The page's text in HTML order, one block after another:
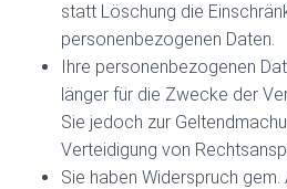
statt Löschung die
personenbezogenen Daten.
Ihre personenbezogenen
länger für die Zwecke der
Sie jedoch zur
Verteidigung von
Sie haben Widerspruch gem.